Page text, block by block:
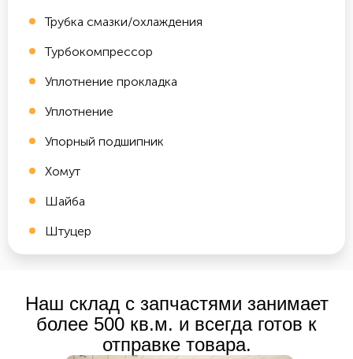
Трубка смазки/охлаждения
Турбокомпрессор
Уплотнение прокладка
Уплотнение
Упорный подшипник
Хомут
Шайба
Штуцер
Наш склад с запчастями занимает
более 500 кв.м. и всегда готов к
отправке товара.